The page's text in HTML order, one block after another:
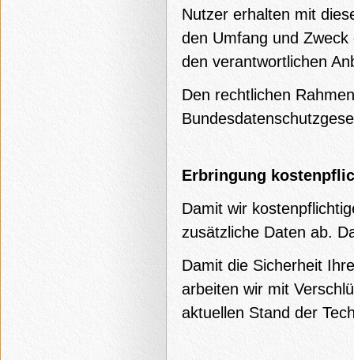
Nutzer erhalten mit
den Umfang und
den verantwortlichen
Den rechtlichen
Erbringung
Damit wir
zusätzliche Daten ab.
Damit die Sicherheit
arbeiten wir mit
aktuellen Stand der